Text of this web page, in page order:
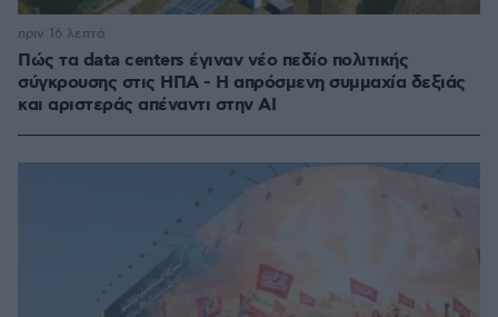
Πώς τα data centers έγιναν νέο πεδίο πολιτικής
σύγκρουσης στις ΗΠΑ - Η απρόσμενη συμμαχία δεξιάς
και αριστεράς απέναντι στην AI
πριν 16 λεπτά